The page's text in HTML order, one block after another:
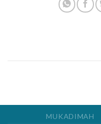
MUKADIMAH